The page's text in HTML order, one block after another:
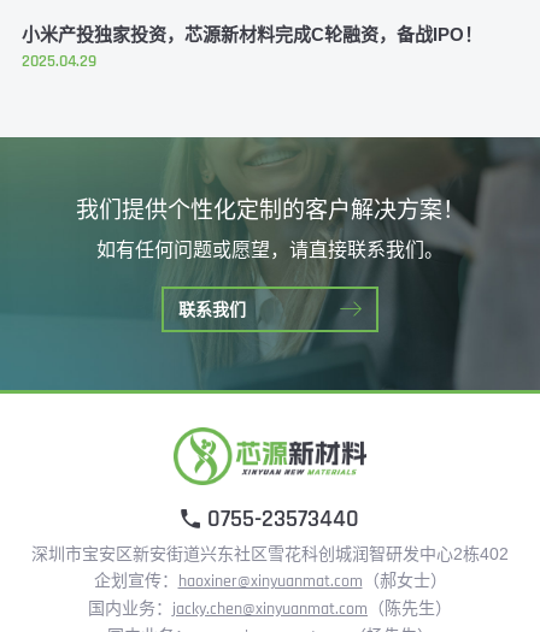
小米产投独家投资，芯源新材料完成C轮融资，备战IPO！
2025.04.29
我们提供个性化定制的客户解决方案！
如有任何问题或愿望，请直接联系我们。
联系我们
0755-23573440
深圳市宝安区新安街道兴东社区雪花科创城润智研发中心2栋402
企划宣传： haoxiner@xinyuanmat.com （郝女士）
国内业务： jacky.chen@xinyuanmat.com （陈先生）